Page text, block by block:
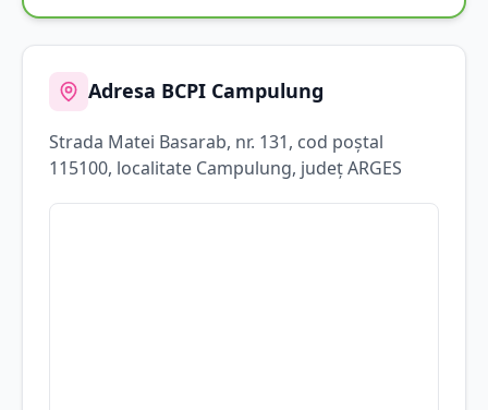
Adresa BCPI Campulung
Strada Matei Basarab, nr. 131, cod poștal
115100, localitate Campulung, județARGES